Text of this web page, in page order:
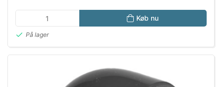
Køb nu
På lager